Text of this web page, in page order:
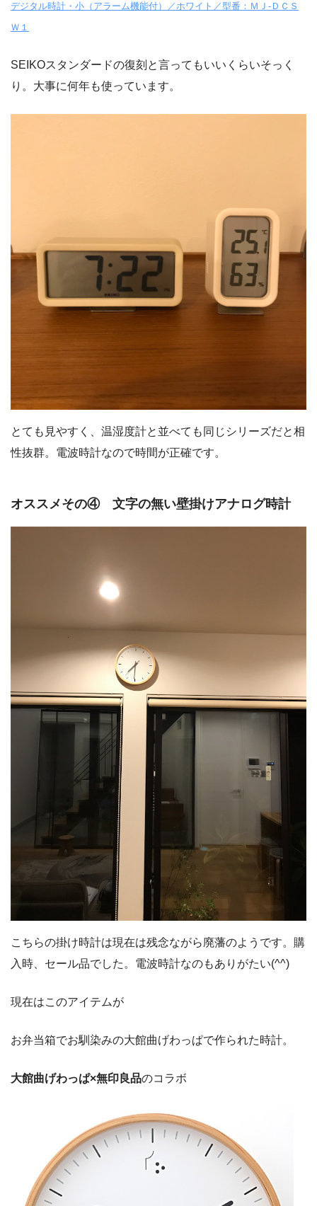
デジタル時計・小（アラーム機能付）／ホワイト／型番：ＭＪ‐ＤＣＳ
Ｗ１
SEIKOスタンダードの復刻と言ってもいいくらいそっく
り。大事に何年も使っています。
とても見やすく、温湿度計と並べても同じシリーズだと相
性抜群。電波時計なので時間が正確です。
オススメその④ 文字の無い壁掛けアナログ時計
こちらの掛け時計は現在は残念ながら廃藩のようです。購
入時、セール品でした。電波時計なのもありがたい(^^)
現在はこのアイテムが
お弁当箱でお馴染みの大館曲げわっぱで作られた時計。
大館曲げわっぱ×無印良品のコラボ